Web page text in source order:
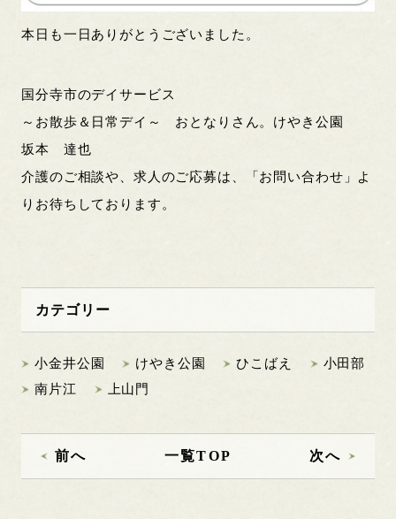
本日も一日ありがとうございました。
国分寺市のデイサービス
～お散歩＆日常デイ～ おとなりさん。けやき公園
坂本 達也
介護のご相談や、求人のご応募は、「お問い合わせ」よ
りお待ちしております。
カテゴリー
小金井公園 けやき公園 ひこばえ
小田部
南片江
上山門
前へ 一覧TOP 次へ